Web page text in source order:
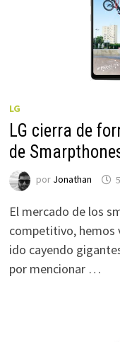
LG
LG cierra de
de
por Jonathan
El mercado de los
competitivo, hemos
ido cayendo
por mencionar …